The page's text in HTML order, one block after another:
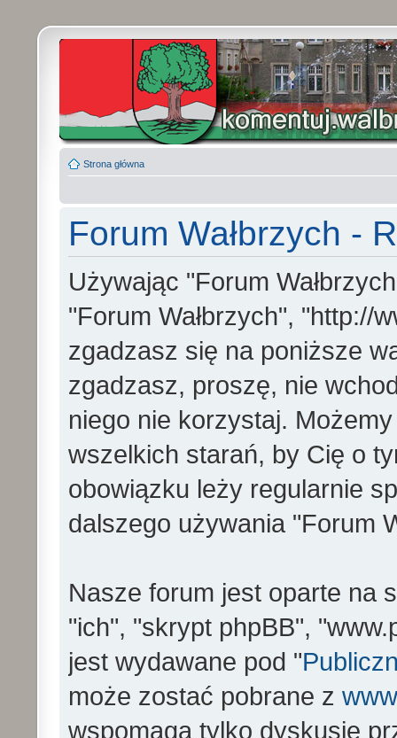
Strona główna
Forum Wałbrzych -
Używając "Forum
"Forum Wałbrzych", "http://
zgadzasz się na poniższe
zgadzasz, proszę, nie
niego nie korzystaj.
wszelkich starań, by Cię o
obowiązku leży regularnie
dalszego używania "Forum
Nasze forum jest oparte na
"ich", "skrypt phpBB",
jest wydawane pod "
może zostać pobrane z
wspomaga tylko dyskusje